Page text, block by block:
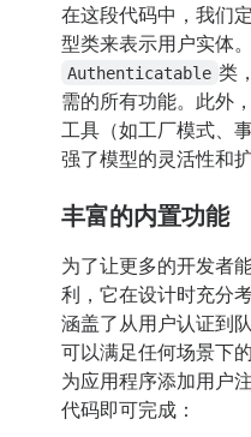
在这段代码中，我们
型类来表示用户实体
Authenticatable 类
需的所有功能。此外
工具（如工厂模式、
强了模型的灵活性和扩
丰富的内置功能
为了让更多的开发者
利，它在设计时充分
涵盖了从用户认证到
可以满足任何场景下
为应用程序添加用户
代码即可完成：